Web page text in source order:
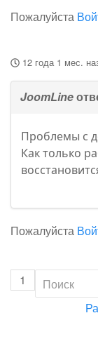
Пожалуйста
12 года 1 мес.
JoomLine
Проблемы с
Как только
Пожалуйста
1